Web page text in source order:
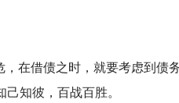
借债之时，就要考虑到债
知彼，百战百胜。